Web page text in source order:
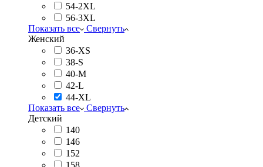
54-2XL
56-3XL
Показать все
Свернуть
Женский
36-XS
38-S
40-M
42-L
44-XL
Показать все
Свернуть
Детский
140
146
152
158